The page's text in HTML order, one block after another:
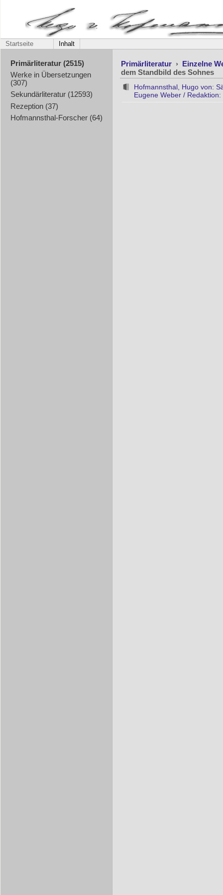
Startseite Inhalt
Primärliteratur (2515)
Werke in Übersetzungen
(307)
Sekundärliteratur (12593)
Rezeption (37)
Hofmannsthal-Forscher (64)
Primärliteratur › Einzelne
dem Standbild des Sohnes
Hofmannsthal, Hugo von:
Eugene Weber /